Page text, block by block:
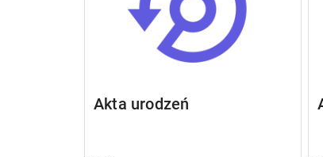
Akta urodzeń